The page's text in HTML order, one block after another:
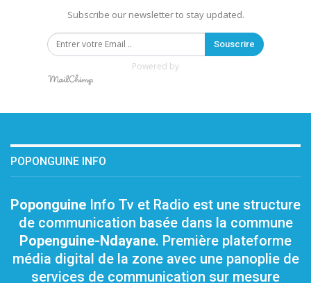
Subscribe our newsletter to stay updated.
Souscrire
Powered by
POPONGUINE INFO
Poponguine Info Tv et Radio est une structure
de communication basée dans la commune
Popenguine-Ndayane. Première plateforme
média digital de la zone avec une panoplie de
services de communication sur mesure